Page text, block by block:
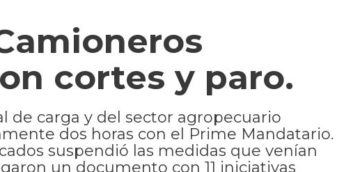
cortes y paro.
de carga y del sector agropecuario
dos horas con el Prime Mandatario.
suspendió las medidas que venían
un documento con 11 iniciativas